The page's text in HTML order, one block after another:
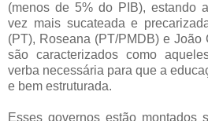
(menos de 5% do PIB), estando
vez mais sucateada e
(PT), Roseana (PT/PMDB) e João
são caracterizados como
verba necessária para que a
e bem estruturada.
Esses governos estão montados